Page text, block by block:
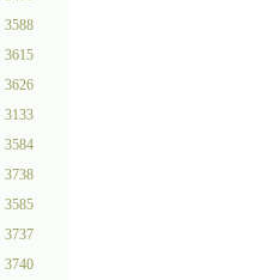
3588
3615
3626
3133
3584
3738
3585
3737
3740